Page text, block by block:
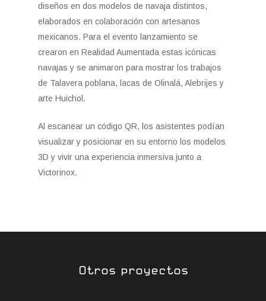
diseños en dos modelos de navaja distintos,
elaborados en colaboración con artesanos
mexicanos. Para el evento lanzamiento se
crearon en Realidad Aumentada estas icónicas
navajas y se animaron para mostrar los trabajos
de Talavera poblana, lacas de Olinalá, Alebrijes y
arte Huichol.
Al escanear un código QR, los asistentes podían
visualizar y posicionar en su entorno los modelos
3D y vivir una experiencia inmersiva junto a
Victorinox.
Otros proyectos